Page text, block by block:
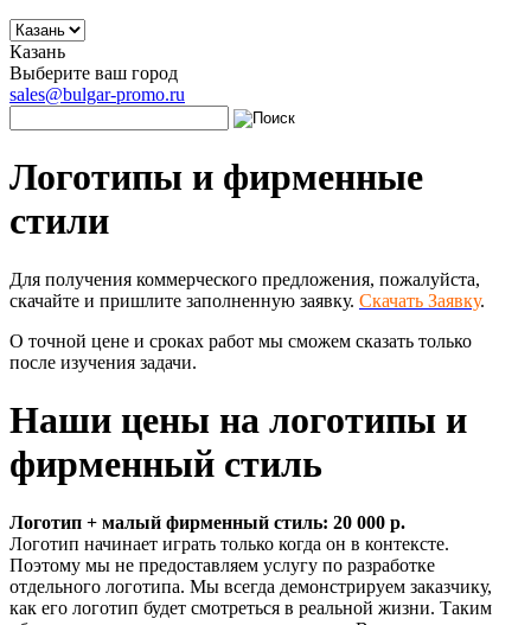
Казань
Выберите ваш город
sales@bulgar-promo.ru
Логотипы и фирменные
стили
Для получения коммерческого предложения, пожалуйста,
скачайте и пришлите заполненную заявку. Скачать Заявку.
О точной цене и сроках работ мы сможем сказать только
после изучения задачи.
Наши цены на логотипы и
фирменный стиль
Логотип + малый фирменный стиль: 20 000 р.
Логотип начинает играть только когда он в контексте.
Поэтому мы не предоставляем услугу по разработке
отдельного логотипа. Мы всегда демонстрируем заказчику,
как его логотип будет смотреться в реальной жизни. Таким